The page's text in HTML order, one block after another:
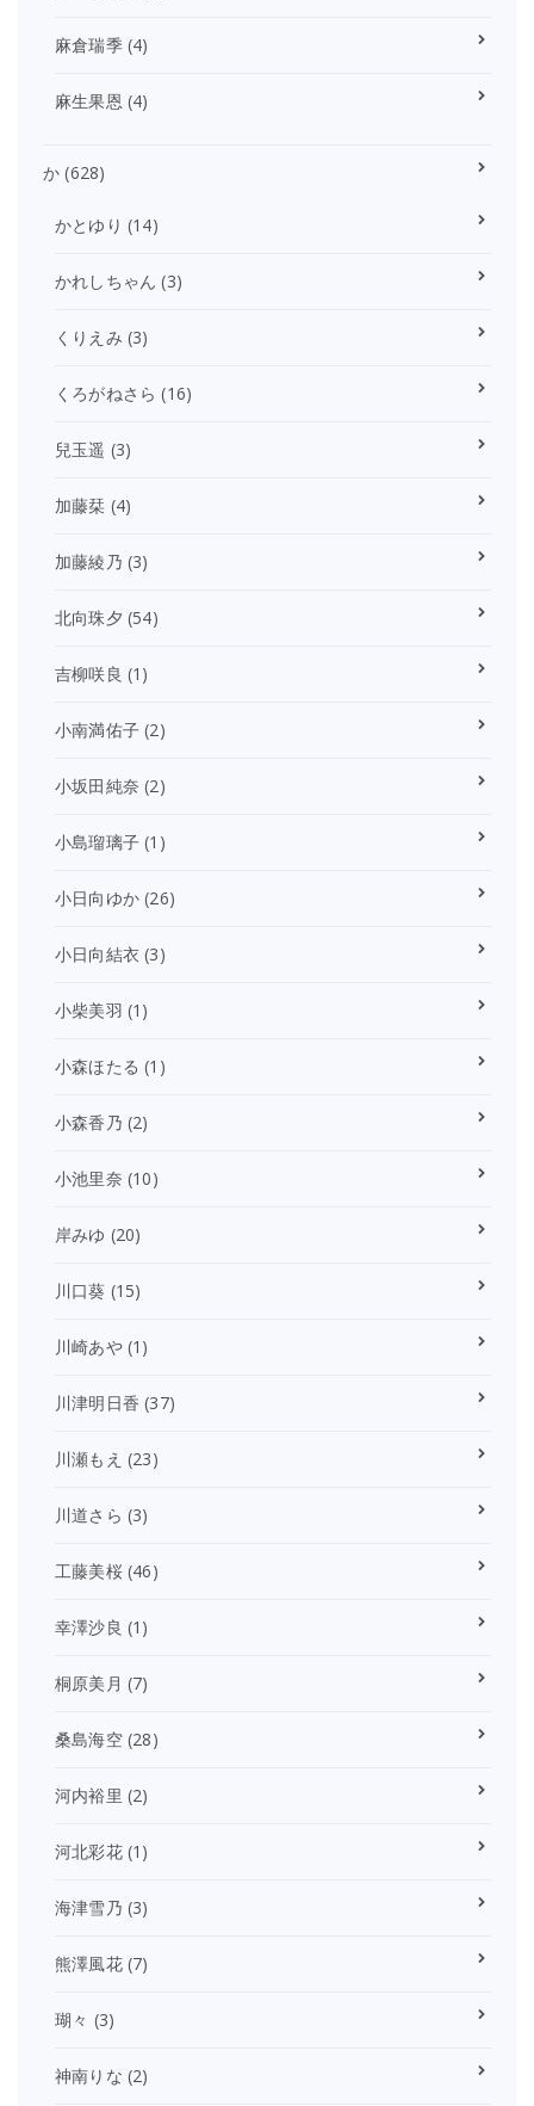
麻倉瑞季(4)
麻生果恩 (4)
か (628)
かとゆり (14)
かれしちゃん (3)
くりえみ (3)
くろがねさら (16)
兒玉遥 (3)
加藤栞 (4)
加藤綾乃 (3)
北向珠夕 (54)
吉柳咲良 (1)
小南満佑子 (2)
小坂田純奈 (2)
小島瑠璃子 (1)
小日向ゆか (26)
小日向結衣 (3)
小柴美羽 (1)
小森ほたる (1)
小森香乃 (2)
小池里奈 (10)
岸みゆ (20)
川口葵 (15)
川崎あや(1)
川津明日香 (37)
川瀬もえ (23)
川道さら (3)
工藤美桜(46)
幸澤沙良 (1)
桐原美月 (7)
桑島海空(28)
河内裕里 (2)
河北彩花(1)
海津雪乃 (3)
熊澤風花(7)
瑚々 (3)
神南りな (2)